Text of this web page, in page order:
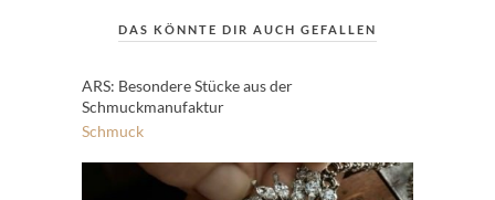
DAS KÖNNTE DIR AUCH GEFALLEN
ARS: Besondere Stücke aus der
Schmuckmanufaktur
Schmuck